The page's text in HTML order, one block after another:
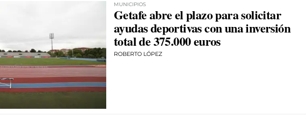
MUNICIPIOS
Getafe abre el plazo para solicitar
ayudas deportivas con una inversión
total de 375.000 euros
ROBERTO LÓPEZ